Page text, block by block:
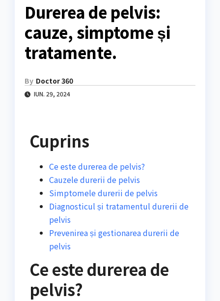
Durerea de pelvis:
cauze, simptome și
tratamente.
By Doctor 360
IUN. 29, 2024
Cuprins
Ce este durerea de pelvis?
Cauzele durerii de pelvis
Simptomele durerii de pelvis
Diagnosticul și tratamentul durerii de
pelvis
Prevenirea și gestionarea durerii de
pelvis
Ce este durerea de
pelvis?